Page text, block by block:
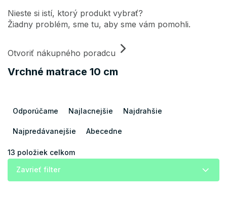
Vrchné matrace 10 cm
Nieste si istí, ktorý produkt vybrať?
Žiadny problém, sme tu, aby sme vám pomohli.
Otvoriť nákupného poradcu
i
Odporúčame Najlacnejšie Najdrahšie
Najpredávanejšie Abecedne
13 položiek celkom
Zavrieť filter